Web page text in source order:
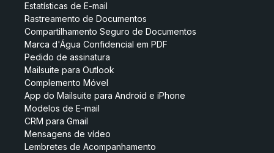
Estatísticas de E-mail
Rastreamento de Documentos
Compartilhamento Seguro de Documentos
Marca d'Água Confidencial em PDF
Pedido de assinatura
Mailsuite para Outlook
Complemento Móvel
App do Mailsuite para Android e iPhone
Modelos de E-mail
CRM para Gmail
Mensagens de vídeo
Lembretes de Acompanhamento